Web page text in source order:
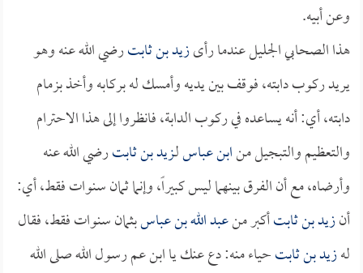
وعن أبيه.
هذا الصحابي الجليل عندما رأىزيد بن ثابترضي الله عنه وهو
يريد ركوب دابته، فوقف بين يديه وأمسك له بركابه وأخذ بزمام
دابته، أي: أنه يساعده في ركوب الدابة، فانظروا إلى هذا الاحترام
والتعظيم والتبجيل منابن عباسلـزيد بن ثابترضي الله عنه
وأرضاه، مع أن الفرق بينهما ليس كبيراً، وإنما ثمان سنوات فقط، أي:
أنزيد بن ثابتأكبر منعبد الله بن عباسبثمان سنوات فقط، فقال
لهزيد بن ثابتحياء منه: دع عنك يا ابن عم رسول الله صلى الله